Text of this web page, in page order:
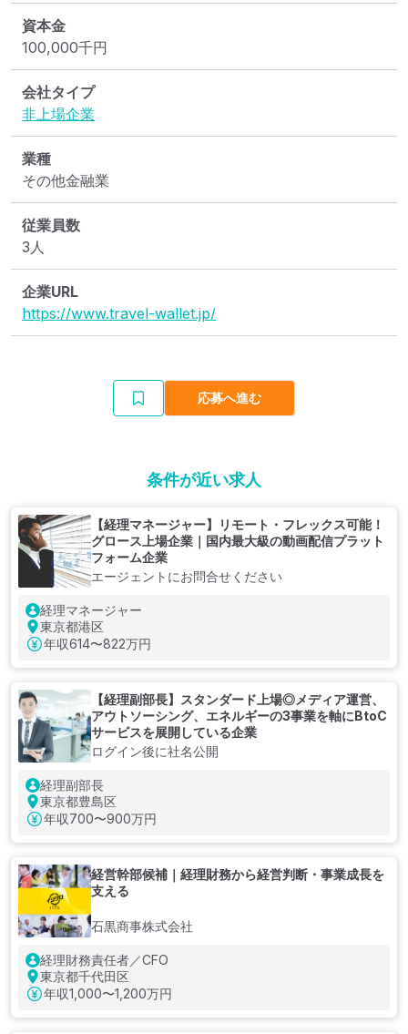
資本金
100,000千円
会社タイプ
非上場企業
業種
その他金融業
従業員数
3人
企業URL
https://www.travel-wallet.jp/
応募へ進む
条件が近い求人
【経理マネージャー】リモート・フレックス可能！
グロース上場企業｜国内最大級の動画配信プラット
フォーム企業
エージェントにお問合せください
経理マネージャー
東京都港区
年収614〜822万円
【経理副部長】スタンダード上場◎メディア運営、
アウトソーシング、エネルギーの3事業を軸にBtoC
サービスを展開している企業
ログイン後に社名公開
経理副部長
東京都豊島区
年収700〜900万円
経営幹部候補｜経理財務から経営判断・事業成長を
支える
石黒商事株式会社
経理財務責任者／CFO
東京都千代田区
年収1,000〜1,200万円